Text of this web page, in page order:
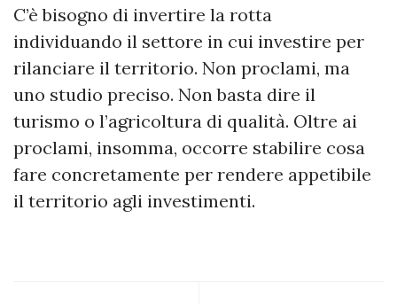
C’è bisogno di invertire la rotta
individuando il settore in cui investire per
rilanciare il territorio. Non proclami, ma
uno studio preciso. Non basta dire il
turismo o l’agricoltura di qualità. Oltre ai
proclami, insomma, occorre stabilire cosa
fare concretamente per rendere appetibile
il territorio agli investimenti.